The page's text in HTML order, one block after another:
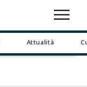
Attualità